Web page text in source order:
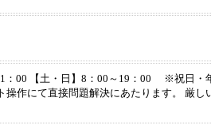
：00 【土・日】8：00～19：00 ※祝日・
作にて直接問題解決にあたります。 厳